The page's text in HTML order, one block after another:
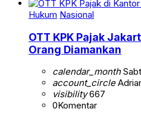
Hukum Nasional
OTT KPK Pajak
Orang Diamankan
calendar_month
account_circle
visibility667
0Komentar